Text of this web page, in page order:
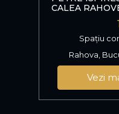
CALEA
Spațiu
Rahova,
Vezi